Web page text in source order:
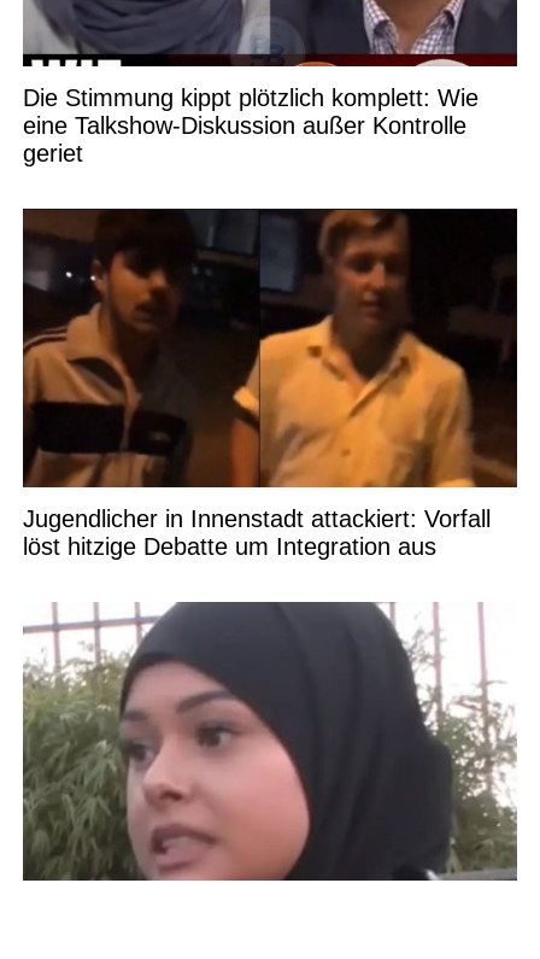
Die Stimmung kippt plötzlich komplett: Wie
eine Talkshow-Diskussion außer Kontrolle
geriet
Jugendlicher in Innenstadt attackiert: Vorfall
löst hitzige Debatte um Integration aus